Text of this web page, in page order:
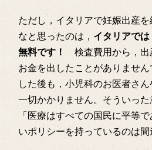
ただし，イタリアで妊娠出産
なと思ったのは， イタリアで
無料です！検査費用から，出
お金を出したことがありませ
した後も，小児科のお医者さ
一切かかりません。そういっ
「医療はすべての国民に平等
いポリシーを持っているのは